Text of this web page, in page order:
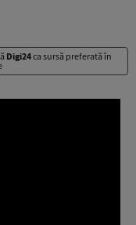
Digi24ca sursă preferată în